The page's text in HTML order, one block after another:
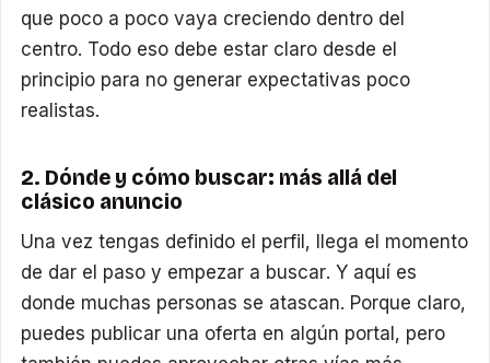
que poco a poco vaya creciendo dentro del
centro. Todo eso debe estar claro desde el
principio para no generar expectativas poco
realistas.
2. Dónde y cómo buscar: más allá del
clásico anuncio
Una vez tengas definido el perfil, llega el momento
de dar el paso y empezar a buscar. Y aquí es
donde muchas personas se atascan. Porque claro,
puedes publicar una oferta en algún portal, pero